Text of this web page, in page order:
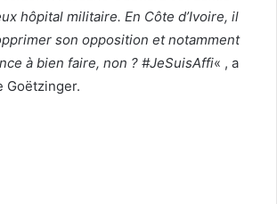
hôpital militaire. En Côte d’Ivoire, il
son opposition et notamment
à bien faire, non ? #JeSuisAffi« , a
Goëtzinger.